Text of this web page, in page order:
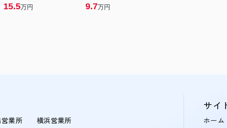
15.5万円 9.7万円
業所
横浜営業所
サイ
ホーム